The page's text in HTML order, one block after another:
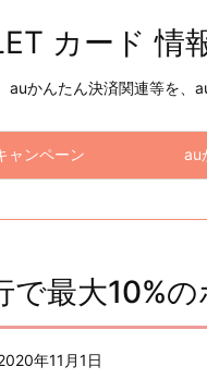
カード 情
auかんたん決済関連等を
ャンペーン au
で最大10%
年11月1日